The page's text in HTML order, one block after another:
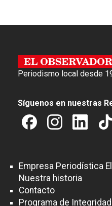
Periodismo local desde
Síguenos en nuestras
Empresa Periodística
Nuestra historia
Contacto
Programa de Integridad